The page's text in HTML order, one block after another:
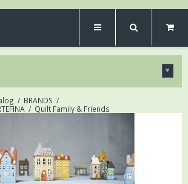
/ BRANDS /
/ Quilt Family & Friends